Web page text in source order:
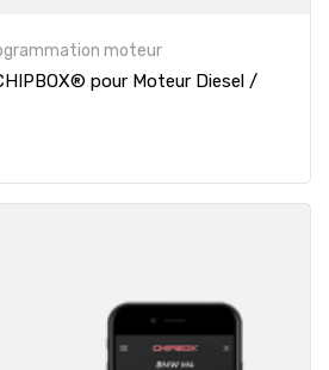
moteur
pour Moteur Diesel /